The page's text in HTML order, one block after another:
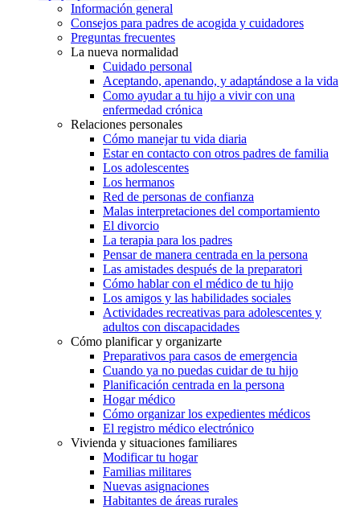
Información general
Consejos para padres de acogida y cuidadores
Preguntas frecuentes
La nueva normalidad
Cuidado personal
Aceptando, apenando, y adaptándose a la vida
Como ayudar a tu hijo a vivir con una
enfermedad crónica
Relaciones personales
Cómo manejar tu vida diaria
Estar en contacto con otros padres de familia
Los adolescentes
Los hermanos
Red de personas de confianza
Malas interpretaciones del comportamiento
El divorcio
La terapia para los padres
Pensar de manera centrada en la persona
Las amistades después de la preparatori
Cómo hablar con el médico de tu hijo
Los amigos y las habilidades sociales
Actividades recreativas para adolescentes y
adultos con discapacidades
Cómo planificar y organizarte
Preparativos para casos de emergencia
Cuando ya no puedas cuidar de tu hijo
Planificación centrada en la persona
Hogar médico
Cómo organizar los expedientes médicos
El registro médico electrónico
Vivienda y situaciones familiares
Modificar tu hogar
Familias militares
Nuevas asignaciones
Habitantes de áreas rurales